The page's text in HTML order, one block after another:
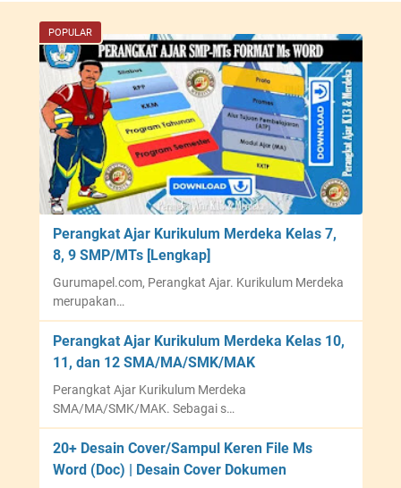
POPULAR
Perangkat Ajar Kurikulum Merdeka Kelas 7,
8, 9 SMP/MTs [Lengkap]
Gurumapel.com, Perangkat Ajar. Kurikulum Merdeka
merupakan…
Perangkat Ajar Kurikulum Merdeka Kelas 10,
11, dan 12 SMA/MA/SMK/MAK
Perangkat Ajar Kurikulum Merdeka
SMA/MA/SMK/MAK. Sebagai s…
20+ Desain Cover/Sampul Keren File Ms
Word (Doc) | Desain Cover Dokumen